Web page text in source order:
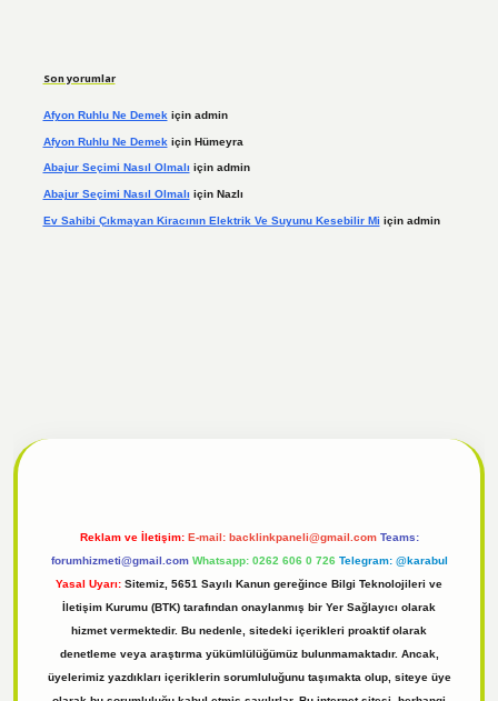
Son yorumlar
Afyon Ruhlu Ne Demek için admin
Afyon Ruhlu Ne Demek için Hümeyra
Abajur Seçimi Nasıl Olmalı için admin
Abajur Seçimi Nasıl Olmalı için Nazlı
Ev Sahibi Çıkmayan Kiracının Elektrik Ve Suyunu Kesebilir Mi için admin
Reklam ve İletişim: E-mail: backlinkpaneli@gmail.com Teams:
forumhizmeti@gmail.com Whatsapp: 0262 606 0 726 Telegram: @karabul
Yasal Uyarı: Sitemiz, 5651 Sayılı Kanun gereğince Bilgi Teknolojileri ve
İletişim Kurumu (BTK) tarafından onaylanmış bir Yer Sağlayıcı olarak
hizmet vermektedir. Bu nedenle, sitedeki içerikleri proaktif olarak
denetleme veya araştırma yükümlülüğümüz bulunmamaktadır. Ancak,
üyelerimiz yazdıkları içeriklerin sorumluluğunu taşımakta olup, siteye üye